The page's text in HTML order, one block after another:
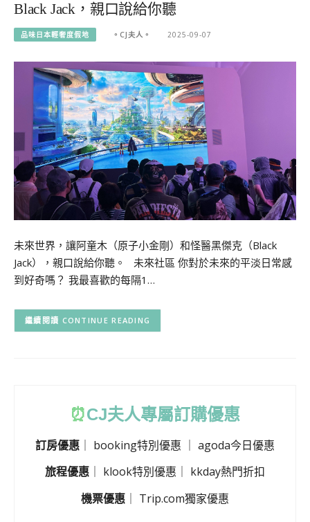
Black Jack，親口說給你聽
品味日本輕奢度假地 。CJ夫人。 2025-09-07
未來世界，讓阿童木（原子小金剛）和怪醫黑傑克（Black
Jack），親口說給你聽。 未來社區 你對於未來的平淡日常感
到好奇嗎？ 我最喜歡的每隔1…
CONTINUE READING
⏰CJ夫人專屬訂購優惠
訂房優惠 ｜ booking特別優惠 ｜ agoda今日優惠
旅程優惠
klook特別優惠
kkday熱門折扣
機票優惠
Trip.com獨家優惠